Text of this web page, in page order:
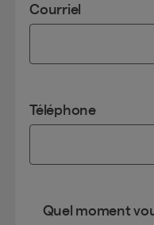
Courriel
Téléphone
Quel moment